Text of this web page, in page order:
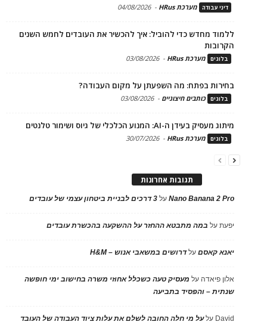
דיני עבודה מערכת HRus -
04/08/2026
ללמוד מחדש כדי להוביל: איך להכשיר את העובדים לחמש השנים
הקרובות
בלוגים מערכת HRus -
03/08/2026
בחירות בפתח: מה השפעתן על מקום העבודה?
בלוגים כותבים חיצוניים -
03/08/2026
מיתוג מעסיק בעידן ה-AI: המנוע הכלכלי של גיוס ושימור טלנטים
בלוגים מערכת HRus -
30/07/2026
תגובות אחרונות
Nano Banana 2 Proעל 3 דרכים לבניית ביטחון עצמי של עובדים
יפעתעל במה מתבטא ההחזר על ההשקעה בהכשרת עובדים
יאנא קאסםעלדרושים במשאבי אנוש – H&M
אלון פיאדה על מעסיק טעה כשכלל אחוזי משרה בחישוב ימי חופשה
שנתית – והפסיד בתביעה
David עלעל מי חלה החובה לשלם את עלות ציוד העבודה של העובד